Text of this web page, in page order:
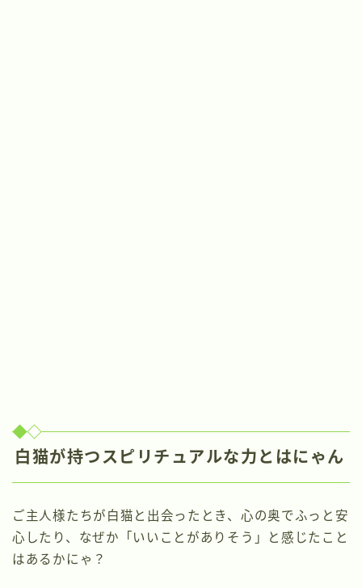
白猫が持つスピリチュアルな力とはにゃん
ご主人様たちが白猫と出会ったとき、心の奥でふっと安
心したり、なぜか「いいことがありそう」と感じたこと
はあるかにゃ？